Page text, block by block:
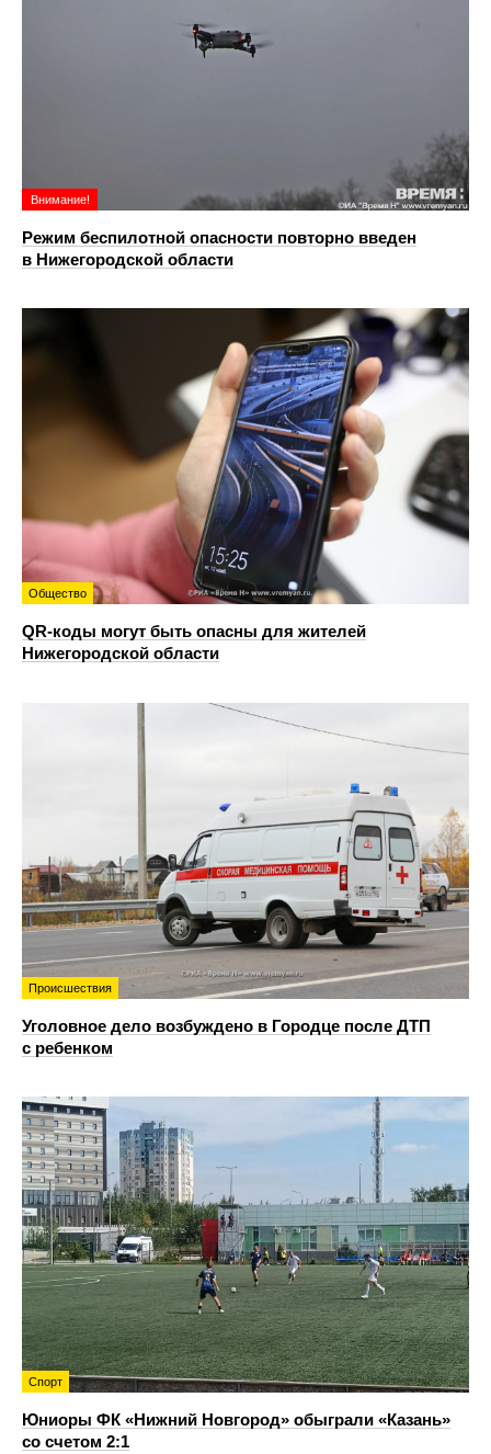
Внимание!
Режим беспилотной опасности повторно введен
в Нижегородской области
Общество
QR-коды могут быть опасны для жителей
Нижегородской области
Происшествия
Уголовное дело возбуждено в Городце после ДТП
с ребенком
Спорт
Юниоры ФК «Нижний Новгород» обыграли «Казань»
со счетом 2:1